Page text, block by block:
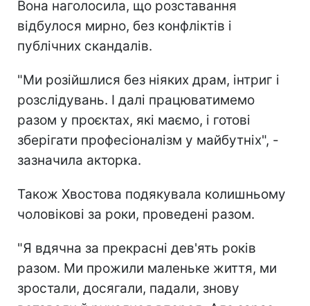
Вона наголосила, що розставання
відбулося мирно, без конфліктів і
публічних скандалів.
"Ми розійшлися без ніяких драм, інтриг і
розслідувань. І далі працюватимемо
разом у проєктах, які маємо, і готові
зберігати професіоналізм у майбутніх", -
зазначила акторка.
Також Хвостова подякувала колишньому
чоловікові за роки, проведені разом.
"Я вдячна за прекрасні дев'ять років
разом. Ми прожили маленьке життя, ми
зростали, досягали, падали, знову